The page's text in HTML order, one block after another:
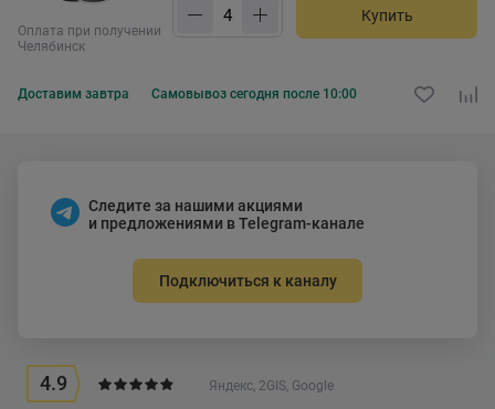
Оплата при получении
Челябинск
Купить
Доставим завтра Самовывоз сегодня после 10:00
Следите за нашими акциями
и предложениями в Telegram-канале
Подключиться к каналу
4.9 Яндекс, 2GIS, Google